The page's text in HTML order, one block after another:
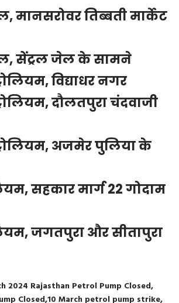
मानसरोवर तिब्बती मार्केट
सेंट्रल जेल के सामने
विद्याधर नगर
दौलतपुरा चंदवाजी
अजमेर पुलिया के
सहकार मार्ग 22 गोदाम
जगतपुरा और सीतापुरा
2024 Rajasthan Petrol Pump Closed
Closed10 March petrol pump strike